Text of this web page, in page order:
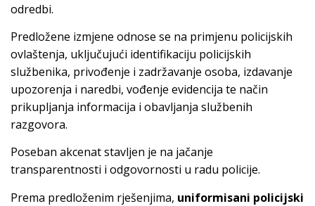
odredbi.
Predložene izmjene odnose se na primjenu policijskih
ovlaštenja, uključujući identifikaciju policijskih
službenika, privođenje i zadržavanje osoba, izdavanje
upozorenja i naredbi, vođenje evidencija te način
prikupljanja informacija i obavljanja službenih
razgovora.
Poseban akcenat stavljen je na jačanje
transparentnosti i odgovornosti u radu policije.
Prema predloženim rješenjima, uniformisani policijski